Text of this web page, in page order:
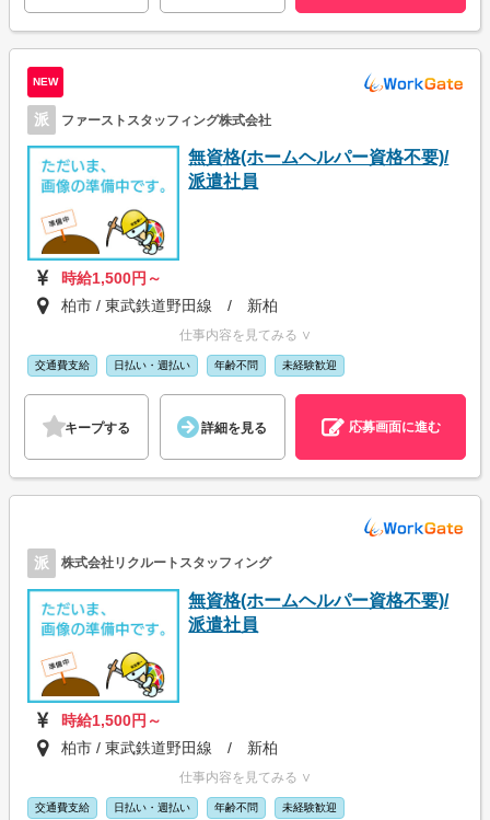
NEW
派 ファーストスタッフィング株式会社
無資格(ホームヘルパー資格不要)/
派遣社員
時給1,500円～
柏市 / 東武鉄道野田線 / 新柏
仕事内容を見てみる ∨
交通費支給 日払い・週払い 年齢不問 未経験歓迎
キープする 詳細を見る 応募画面に進む
派 株式会社リクルートスタッフィング
無資格(ホームヘルパー資格不要)/
派遣社員
時給1,500円～
柏市 / 東武鉄道野田線 / 新柏
仕事内容を見てみる ∨
交通費支給 日払い・週払い 年齢不問 未経験歓迎